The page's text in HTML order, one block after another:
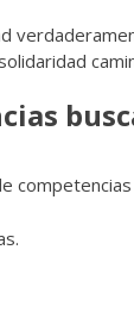
competencias